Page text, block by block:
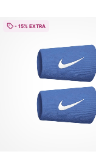
- 15% EXTRA